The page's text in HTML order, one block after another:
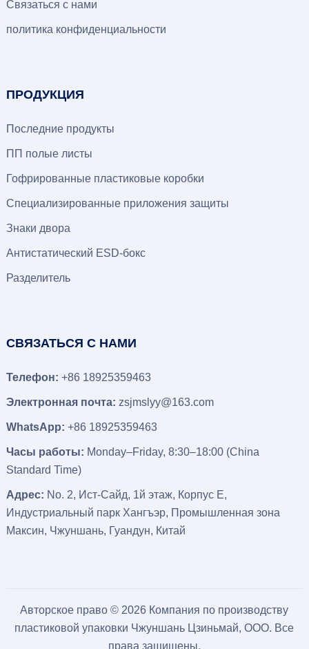
Связаться с нами
политика конфиденциальности
ПРОДУКЦИЯ
Последние продукты
ПП полые листы
Гофрированные пластиковые коробки
Специализированные приложения защиты
Знаки двора
Антистатический ESD-бокс
Разделитель
СВЯЗАТЬСЯ С НАМИ
Телефон: +86 18925359463
Электронная почта: zsjmslyy@163.com
WhatsApp: +86 18925359463
Часы работы: Monday–Friday, 8:30–18:00 (China
Standard Time)
Адрес: No. 2, Ист-Сайд, 1й этаж, Корпус Е,
Индустриальный парк Хангъэр, Промышленная зона
Максин, Чжуншань, Гуандун, Китай
Авторское право © 2026 Компания по производству
пластиковой упаковки Чжуншань Цзиньмай, ООО. Все
права защищены.